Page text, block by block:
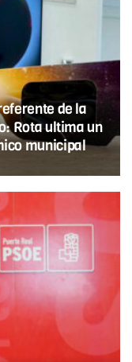
de la
Rota ultima un
municipal